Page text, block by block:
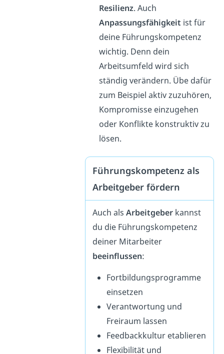
Resilienz. Auch
Anpassungsfähigkeit ist für
deine Führungskompetenz
wichtig. Denn dein
Arbeitsumfeld wird sich
ständig verändern. Übe dafür
zum Beispiel aktiv zuzuhören,
Kompromisse einzugehen
oder Konflikte konstruktiv zu
lösen.
Führungskompetenz als
Arbeitgeber fördern
Auch alsArbeitgeber kannst
du die Führungskompetenz
deiner Mitarbeiter
beeinflussen:
Fortbildungsprogramme
einsetzen
Verantwortung und
Freiraum lassen
Feedbackkultur etablieren
Flexibilität und